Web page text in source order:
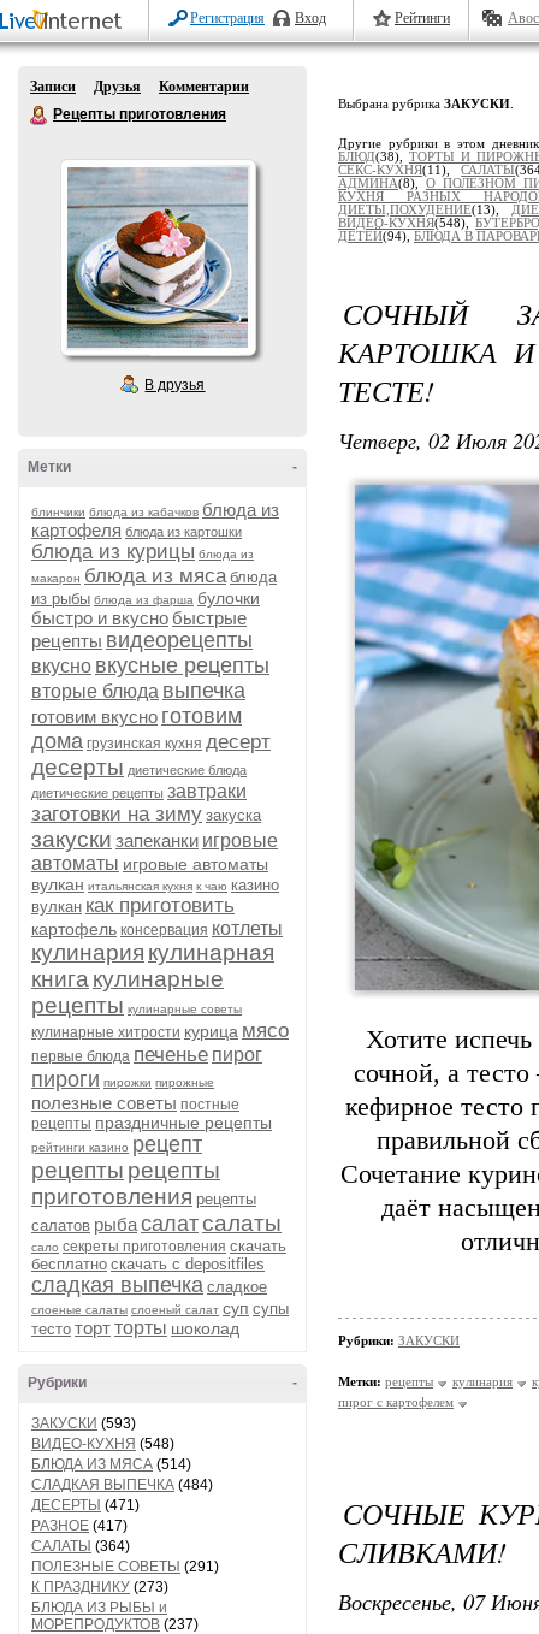
Регистрация Вход Рейтинги
Записи Друзья
Комментарии
Рецепты приготовления
В друзья
-
Метки
блинчики блюда из кабачков блюда из
картофеля блюда из картошки
блюда из курицы блюда из
макарон блюда из мяса блюда
из рыбы блюда из фарша булочки
быстро и вкусно быстрые
рецепты видеорецепты
вкусно вкусные рецепты
вторые блюда выпечка
готовим вкусно готовим
дома грузинская кухня десерт
десерты диетические блюда
диетические рецепты завтраки
заготовки на зиму закуска
закуски запеканки игровые
автоматы игровые автоматы
вулкан итальянская кухня к чаю казино
вулкан как приготовить
картофель консервация котлеты
кулинария кулинарная
книга кулинарные
рецепты кулинарные советы
кулинарные хитрости курица мясо
первые блюда печенье пирог
пироги пирожки пирожные
полезные советы постные
рецепты праздничные рецепты
рейтинги казино рецепт
рецепты рецепты
приготовления рецепты
салатов рыбасалатсалаты
сало секреты приготовления скачать
бесплатно скачать с depositfiles
сладкая выпечка сладкое
слоеные салаты слоеный салат суп супы
тесто тортторты шоколад
-
Рубрики
ЗАКУСКИ (593)
ВИДЕО-КУХНЯ (548)
БЛЮДА ИЗ МЯСА (514)
СЛАДКАЯ ВЫПЕЧКА (484)
ДЕСЕРТЫ (471)
РАЗНОЕ (417)
САЛАТЫ (364)
ПОЛЕЗНЫЕ СОВЕТЫ (291)
К ПРАЗДНИКУ (273)
БЛЮДА ИЗ РЫБЫ и
МОРЕПРОДУКТОВ (237)
Выбрана рубрика ЗАКУСКИ
Другие рубрики в этом
БЛЮД(38), ТОРТЫ И
СЕКС-КУХНЯ(11),САЛАТЫ
АДМИНА(8), О ПОЛЕЗНОМ
КУХНЯ РАЗНЫХ
ДИЕТЫ,ПОХУДЕНИЕ(13),
ВИДЕО-КУХНЯ(548),
ДЕТЕЙ(94), БЛЮДА В
СОЧНЫЙ
КАРТОШКА
ТЕСТЕ!
Четверг, 02 Июля
Хотите испечь
сочной, а тесто
кефирное тесто
правильной
Сочетание
даёт
Рубрики: ЗАКУСКИ
Метки: рецепты кулинария
пирог с картофелем
СОЧНЫЕ
СЛИВКАМИ!
Воскресенье, 07